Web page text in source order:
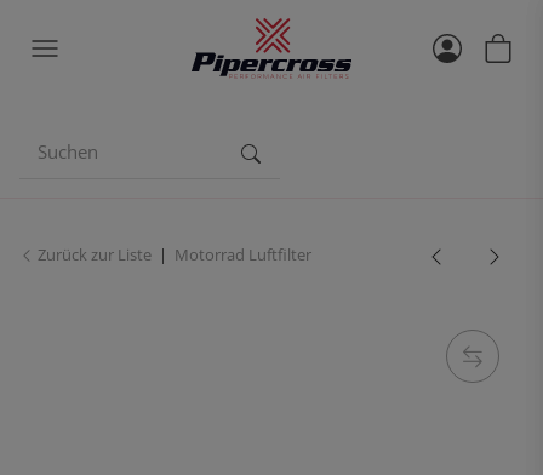
Zurück zur Liste Motorrad Luftfilter